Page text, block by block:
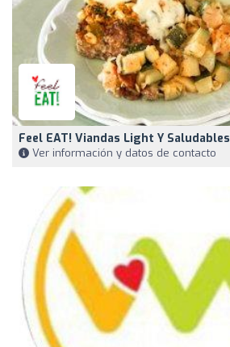
Feel EAT! Viandas Light Y Saludables
Ver información y datos de contacto